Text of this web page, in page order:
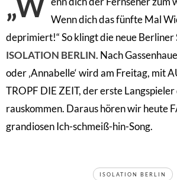
Wenn dich das fünfte Mal
deprimiert!“ So klingt die neue Berliner
ISOLATION BERLIN. Nach
oder ‚Annabelle‘ wird am Freitag, mit
TROPF DIE ZEIT, der erste
rauskommen. Daraus hören wir heute
grandiosen Ich-schmeiß-hin-Song.
ISOLATION BERLIN